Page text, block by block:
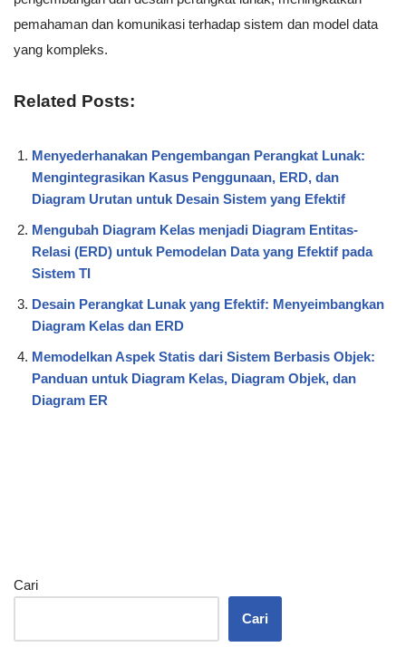
pemahaman dan komunikasi terhadap sistem dan model data
yang kompleks.
Related Posts:
Menyederhanakan Pengembangan Perangkat Lunak:
Mengintegrasikan Kasus Penggunaan, ERD, dan
Diagram Urutan untuk Desain Sistem yang Efektif
Mengubah Diagram Kelas menjadi Diagram Entitas-
Relasi (ERD) untuk Pemodelan Data yang Efektif pada
Sistem TI
Desain Perangkat Lunak yang Efektif: Menyeimbangkan
Diagram Kelas dan ERD
Memodelkan Aspek Statis dari Sistem Berbasis Objek:
Panduan untuk Diagram Kelas, Diagram Objek, dan
Diagram ER
Cari
Cari